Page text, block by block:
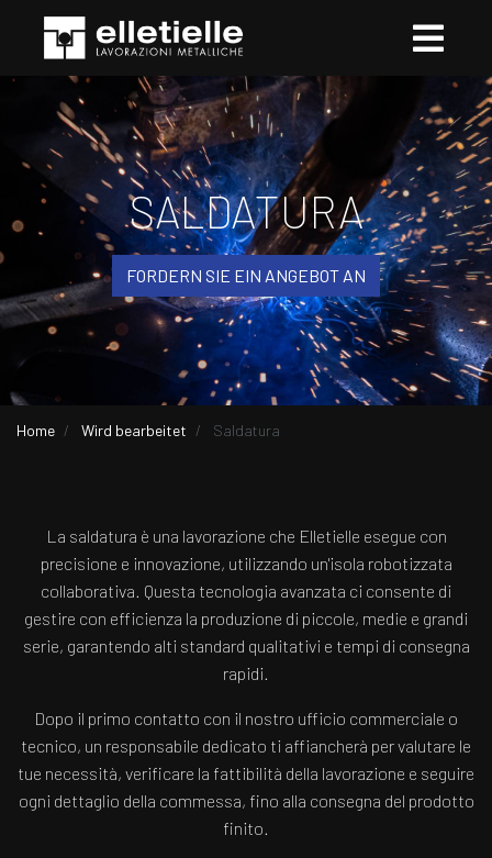
SALDATURA
FORDERN SIE EIN ANGEBOT AN
Home Wird bearbeitet Saldatura
La saldatura è una lavorazione che Elletielle esegue con
precisione e innovazione, utilizzando un'isola robotizzata
collaborativa. Questa tecnologia avanzata ci consente di
gestire con efficienza la produzione di piccole, medie e grandi
serie, garantendo alti standard qualitativi e tempi di consegna
rapidi.
Dopo il primo contatto con il nostro ufficio commerciale o
tecnico, un responsabile dedicato ti affiancherà per valutare le
tue necessità, verificare la fattibilità della lavorazione e seguire
ogni dettaglio della commessa, fino alla consegna del prodotto
finito.